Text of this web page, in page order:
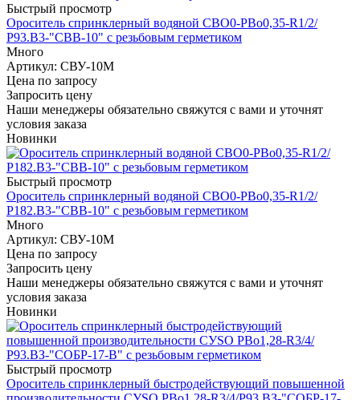
Быстрый просмотр
Ороситель спринклерный водяной СВО0-РВо0,35-R1/2/
Р93.В3-"СВВ-10" с резьбовым герметиком
Много
Артикул: СВУ-10М
Цена по запросу
Запросить цену
Наши менеджеры обязательно свяжутся с вами и уточнят
условия заказа
Новинки
Быстрый просмотр
Ороситель спринклерный водяной СВО0-РВо0,35-R1/2/
Р182.В3-"СВВ-10" с резьбовым герметиком
Много
Артикул: СВУ-10М
Цена по запросу
Запросить цену
Наши менеджеры обязательно свяжутся с вами и уточнят
условия заказа
Новинки
Быстрый просмотр
Ороситель спринклерный быстродействующий повышенной